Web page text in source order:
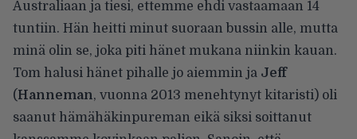
Australiaan ja tiesi, ettemme ehdi vastaamaan 14
tuntiin. Hän heitti minut suoraan bussin alle, mutta
minä olin se, joka piti hänet mukana niinkin kauan.
Tom halusi hänet pihalle jo aiemmin ja Jeff
(Hanneman, vuonna 2013 menehtynyt kitaristi) oli
saanut hämähäkinpureman eikä siksi soittanut